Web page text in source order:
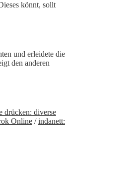
könnt, sollt
und erleidete die
den anderen
drücken: diverse
Online /indanett: